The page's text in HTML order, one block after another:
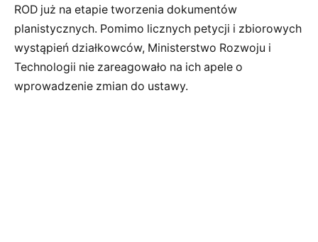
ROD już na etapie tworzenia dokumentów
planistycznych. Pomimo licznych petycji i zbiorowych
wystąpień działkowców, Ministerstwo Rozwoju i
Technologii nie zareagowało na ich apele o
wprowadzenie zmian do ustawy.